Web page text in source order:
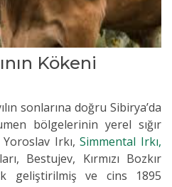
Kökeni
sonlarına doğru Sibirya’da
bölgelerinin yerel sığır
Yoroslav Irkı,Simmental Irkı,
Bestujev, Kırmızı Bozkır
geliştirilmiş ve cins 1895